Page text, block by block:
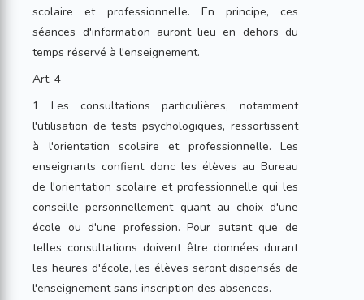
scolaire et professionnelle. En principe, ces
séances d'information auront lieu en dehors du
temps réservé à l'enseignement.
Art. 4
1 Les consultations particulières, notamment
l'utilisation de tests psychologiques, ressortissent
à l'orientation scolaire et professionnelle. Les
enseignants confient donc les élèves au Bureau
de l'orientation scolaire et professionnelle qui les
conseille personnellement quant au choix d'une
école ou d'une profession. Pour autant que de
telles consultations doivent être données durant
les heures d'école, les élèves seront dispensés de
l'enseignement sans inscription des absences.